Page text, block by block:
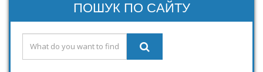
ПОШУК ПО САЙТУ